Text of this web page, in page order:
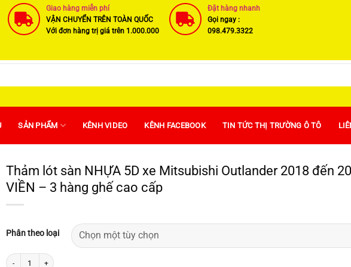
Giao hàng miễn phí
VẬN CHUYỂN TRÊN TOÀN QUỐC
Với đơn hàng trị giá trên 1.000.000
Đặt hàng nhanh
Gọi ngay :
098.479.3322
SẢN PHẨM KÊNH VIDEO KÊNH FACEBOOK TIN TỨC THỊ TRƯỜNG Ô TÔ
Thảm lót sàn NHỰA 5D xe Mitsubishi Outlander 2018 đến
VIỀN – 3 hàng ghế cao cấp
Phân theo loại
Thảm lót sàn NHỰA 5D xe Mitsubishi Outlander 2018 đến 2024 - Mẫu nhựa TPE TRÀN VIỀN - 3 hàng ghế